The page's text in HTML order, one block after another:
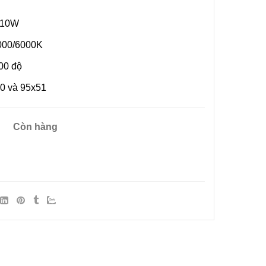
6000K
độ
và 95x51
Còn hàng
Điện
Trí Sự